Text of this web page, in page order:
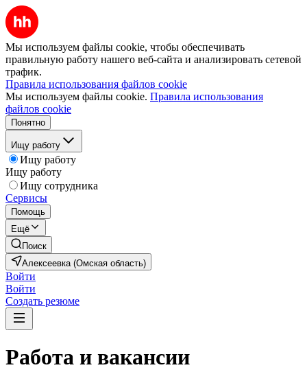
Мы используем файлы cookie, чтобы обеспечивать
правильную работу нашего веб-сайта и анализировать сетевой
трафик.
Правила использования файлов cookie
Мы используем файлы cookie. Правила использования
файлов cookie
Понятно
Ищу работу
Ищу работу
Ищу работу
Ищу сотрудника
Сервисы
Помощь
Ещё
Поиск
Алексеевка (Омская область)
Войти
Войти
Создать резюме
Работа и вакансии